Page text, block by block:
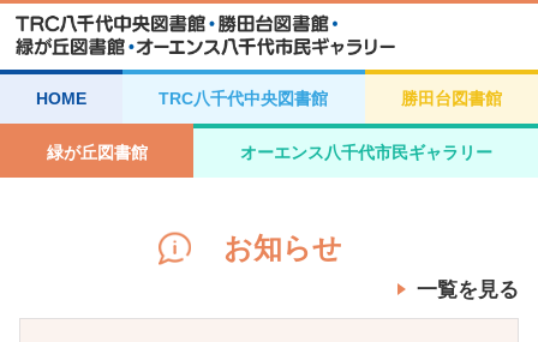
HOME TRC八千代中央図書館 勝田台図書館
緑が丘図書館 オーエンス八千代市民ギャラリー
お知らせ
一覧を見る